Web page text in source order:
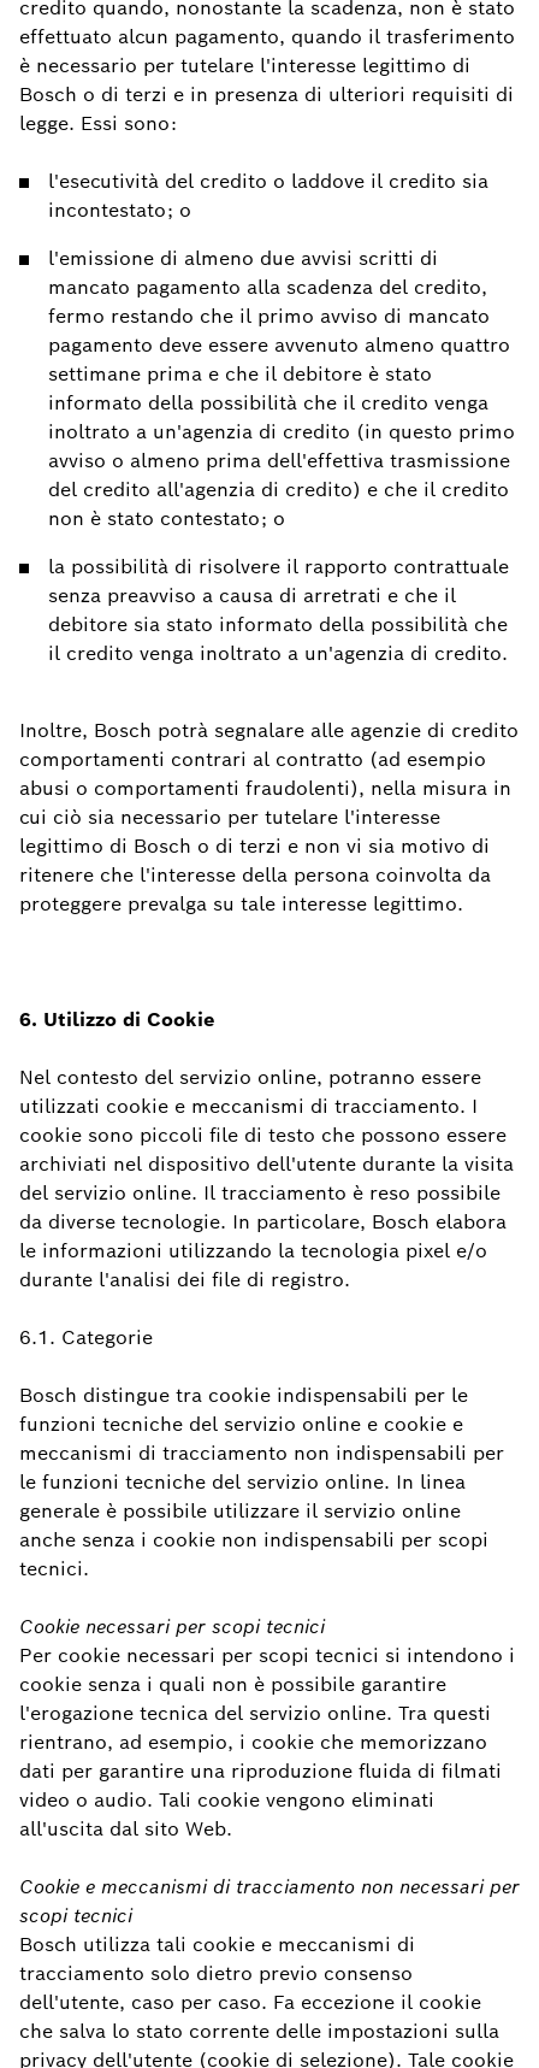
credito quando, nonostante la scadenza, non è stato
effettuato alcun pagamento, quando il trasferimento
è necessario per tutelare l'interesse legittimo di
Bosch o di terzi e in presenza di ulteriori requisiti di
legge. Essi sono:
l'esecutività del credito o laddove il credito sia
incontestato; o
l'emissione di almeno due avvisi scritti di
mancato pagamento alla scadenza del credito,
fermo restando che il primo avviso di mancato
pagamento deve essere avvenuto almeno quattro
settimane prima e che il debitore è stato
informato della possibilità che il credito venga
inoltrato a un'agenzia di credito (in questo primo
avviso o almeno prima dell'effettiva trasmissione
del credito all'agenzia di credito) e che il credito
non è stato contestato; o
la possibilità di risolvere il rapporto contrattuale
senza preavviso a causa di arretrati e che il
debitore sia stato informato della possibilità che
il credito venga inoltrato a un'agenzia di credito.
Inoltre, Bosch potrà segnalare alle agenzie di credito
comportamenti contrari al contratto (ad esempio
abusi o comportamenti fraudolenti), nella misura in
cui ciò sia necessario per tutelare l'interesse
legittimo di Bosch o di terzi e non vi sia motivo di
ritenere che l'interesse della persona coinvolta da
proteggere prevalga su tale interesse legittimo.
6. Utilizzo di Cookie
Nel contesto del servizio online, potranno essere
utilizzati cookie e meccanismi di tracciamento. I
cookie sono piccoli file di testo che possono essere
archiviati nel dispositivo dell'utente durante la visita
del servizio online. Il tracciamento è reso possibile
da diverse tecnologie. In particolare, Bosch elabora
le informazioni utilizzando la tecnologia pixel e/o
durante l'analisi dei file di registro.
6.1. Categorie
Bosch distingue tra cookie indispensabili per le
funzioni tecniche del servizio online e cookie e
meccanismi di tracciamento non indispensabili per
le funzioni tecniche del servizio online. In linea
generale è possibile utilizzare il servizio online
anche senza i cookie non indispensabili per scopi
tecnici.
Cookie necessari per scopi tecnici
Per cookie necessari per scopi tecnici si intendono i
cookie senza i quali non è possibile garantire
l'erogazione tecnica del servizio online. Tra questi
rientrano, ad esempio, i cookie che memorizzano
dati per garantire una riproduzione fluida di filmati
video o audio. Tali cookie vengono eliminati
all'uscita dal sito Web.
Cookie e meccanismi di tracciamento non necessari per
scopi tecnici
Bosch utilizza tali cookie e meccanismi di
tracciamento solo dietro previo consenso
dell'utente, caso per caso. Fa eccezione il cookie
che salva lo stato corrente delle impostazioni sulla
privacy dell'utente (cookie di selezione). Tale cookie